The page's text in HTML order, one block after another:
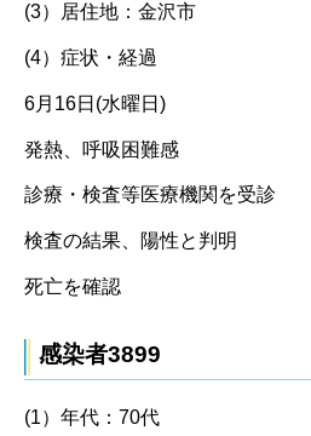
(3）居住地：金沢市
(4）症状・経過
6月16日(水曜日)
発熱、呼吸困難感
診療・検査等医療機関を受診
検査の結果、陽性と判明
死亡を確認
感染者3899
(1）年代：70代